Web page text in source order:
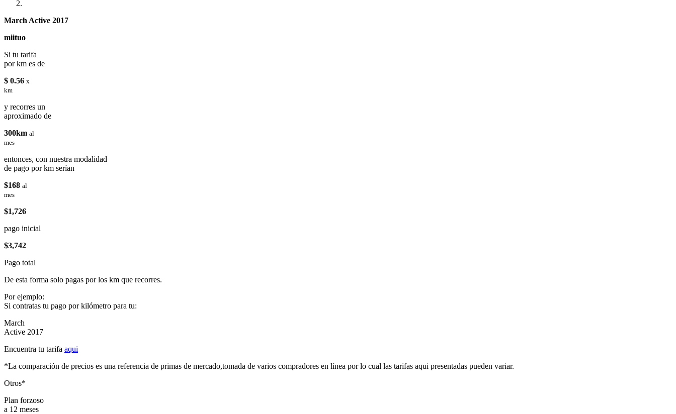
March Active 2017
miituo
Si tu tarifa
por km es de
$ 0.56 x
km
y recorres un
aproximado de
300km al
mes
entonces, con nuestra modalidad
de pago por km serían
$168 al
mes
$1,726
pago inicial
$3,742
Pago total
De esta forma solo pagas por los km que recorres.
Por ejemplo:
Si contratas tu pago por kilómetro para tu:
March
Active 2017
Encuentra tu tarifa aqui
*La comparación de precios es una referencia de primas de mercado,tomada de varios compradores en línea por lo cual las tarifas aqui presentadas pueden variar.
Otros*
Plan forzoso
a 12 meses